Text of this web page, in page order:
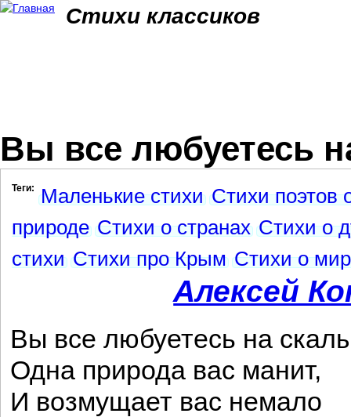
Стихи классиков
Вы все любуетесь
Теги: Маленькие стихи Стихи поэтов
природе Стихи о странах Стихи о
стихи Стихи про Крым Стихи о
Алексей
Вы все любуетесь на
Одна природа вас манит,
И возмущает вас немало